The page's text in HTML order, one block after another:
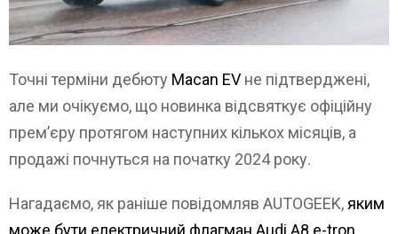
Точні терміни дебюту Macan EV не підтверджені,
але ми очікуємо, що новинка відсвяткує офіційну
прем’єру протягом наступних кількох місяців, а
продажі почнуться на початку 2024 року.
Нагадаємо, як раніше повідомляв AUTOGEEK, яким
може бути електричний флагман Audi A8 e-tron.